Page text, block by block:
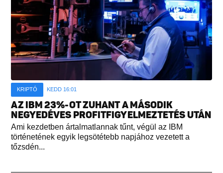
KRIPTÓ KEDD 16:01
AZ IBM 23%-OT ZUHANT A MÁSODIK
NEGYEDÉVES PROFITFIGYELMEZTETÉS UTÁN
Ami kezdetben ártalmatlannak tűnt, végül az IBM
történetének egyik legsötétebb napjához vezetett a
tőzsdén...